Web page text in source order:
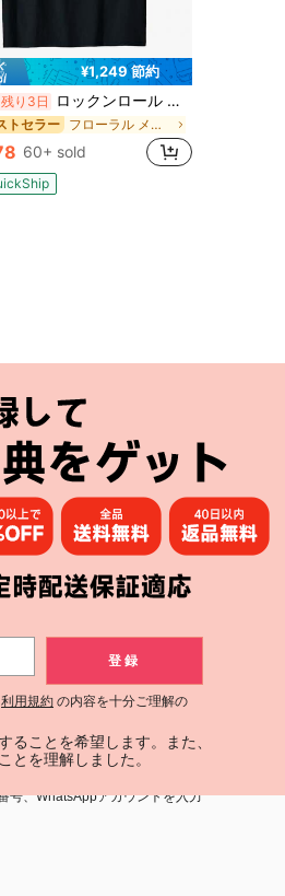
¥1,249 節約
残り3日 ロックンロール ギター 猫 ビンテージ ROCK ギタリスト 猫 Tシャツ
トセラー フローラル メンズTシャツ
60+ sold
購読
登録する
号、WhatsAppアカウントを入力
登録
利用規約 の内容を十分ご理解の
ることを希望します。また、
とを理解しました。